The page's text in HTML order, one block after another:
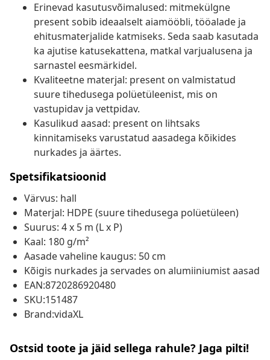
Erinevad kasutusvõimalused: mitmekülgne
present sobib ideaalselt aiamööbli, tööalade ja
ehitusmaterjalide katmiseks. Seda saab kasutada
ka ajutise katusekattena, matkal varjualusena ja
sarnastel eesmärkidel.
Kvaliteetne materjal: present on valmistatud
suure tihedusega polüetüleenist, mis on
vastupidav ja vettpidav.
Kasulikud aasad: present on lihtsaks
kinnitamiseks varustatud aasadega kõikides
nurkades ja äärtes.
Spetsifikatsioonid
Värvus: hall
Materjal: HDPE (suure tihedusega polüetüleen)
Suurus: 4 x 5 m (L x P)
Kaal: 180 g/m²
Aasade vaheline kaugus: 50 cm
Kõigis nurkades ja servades on alumiiniumist aasad
EAN:8720286920480
SKU:151487
Brand:vidaXL
Ostsid toote ja jäid sellega rahule? Jaga pilti!